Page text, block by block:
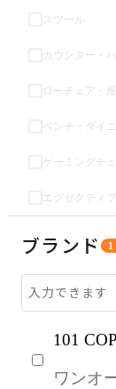
スツール
カウンター・
ローチェア・
ベンチ・ダイ
ゲーミングチ
エグゼクティ
ブランド 1
101
ワンオ